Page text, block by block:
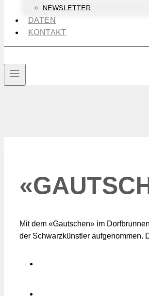
NEWSLETTER
DATEN
KONTAKT
Mit dem «Gautschen» im
der Schwarzkünstler aufgenommen.